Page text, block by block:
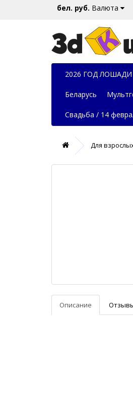
бел. руб. Валюта
2026 ГОД ЛОШАДИ
Беларусь
Свадьба / 14
Для
Описание